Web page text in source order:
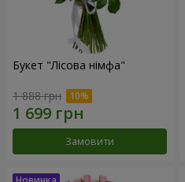
Букет "Лісова німфа"
1 888 грн
Замовити